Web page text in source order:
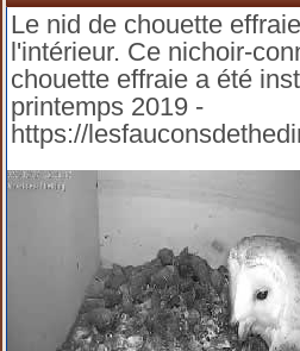
int
Le nid de chouette
l'intérieur. Ce nichoir-
chouette effraie a été
printemps 2019 -
https://